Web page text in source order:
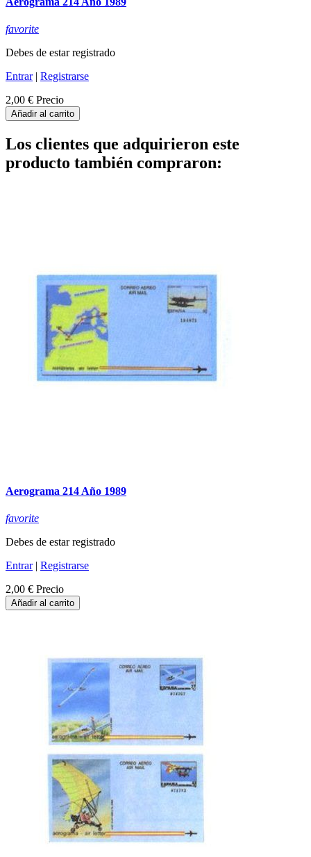
favorite
Debes de estar registrado
Entrar| Registrarse
2,00 € Precio
Añadir al carrito
Los clientes que adquirieron este
producto también compraron:
Aerograma 214 Año 1989
favorite
Debes de estar registrado
Entrar| Registrarse
2,00 € Precio
Añadir al carrito